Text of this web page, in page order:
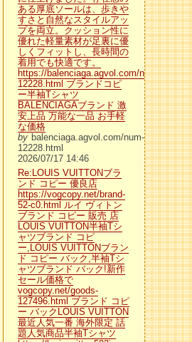
ある厚底ソールは、歩きや
すさと自然なスタイルアッ
プを両立。クッション性に
優れた軽量素材が足裏に優
しくフィットし、長時間の
着用でも快適です。
https://balenciaga.agvol.com/num-
12228.html ブランドコピ
ー半袖Tシャツ
BALENCIAGAブランド 激
安上品 万能な一品 お手軽
な価格
by balenciaga.agvol.com/num-
12228.html
2026/07/17 14:46
Re:LOUIS VUITTONブラ
ンド コピー 優良店
https://vogcopy.net/brand-
52-c0.html ルイ ヴィトン
ブランド コピー 販売 店
LOUIS VUITTON半袖Tシ
ャツブランド コピ
ー,LOUIS VUITTONブラン
ド コピー バック,半袖Tシ
ャツブランド バック!新作
セール価格で
vogcopy.net/goods-
127496.html ブランド コピ
ー バックLOUIS VUITTON
最近人気一番 海外限定 話
題人気商品半袖Tシャツ